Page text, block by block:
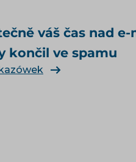
váš čas nad
končil ve spamu